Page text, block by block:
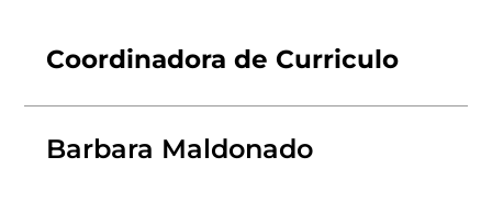
Coordinadora de Curriculo
Barbara Maldonado